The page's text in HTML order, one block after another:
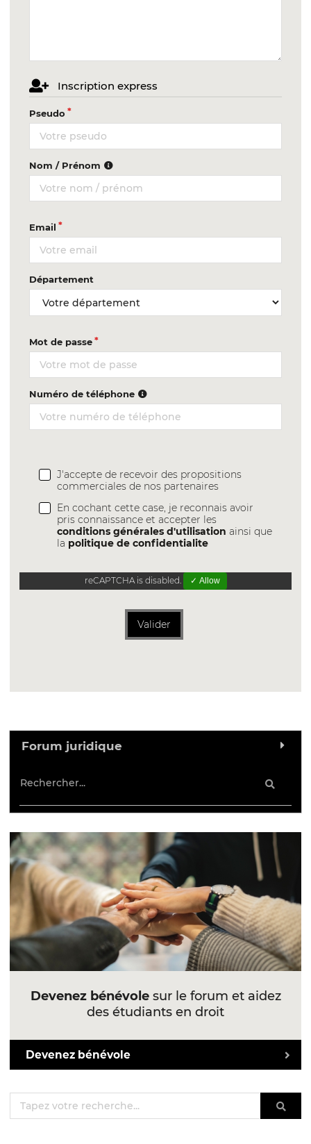
Inscription express
Pseudo
Nom / Prénom
Email
Département
Mot de passe
Numéro de téléphone
J'accepte de recevoir des propositions
commerciales de nos partenaires
En cochant cette case, je reconnais avoir
pris connaissance et accepter les
conditions générales d'utilisation ainsi que
la politique de confidentialite
reCAPTCHA is disabled. ✓ Allow
Valider
Forum juridique
Devenez bénévolesur le forum et aidez
des étudiants en droit
Devenez bénévole